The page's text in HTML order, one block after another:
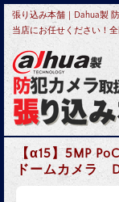
張り込み本舗｜Dahua製
当店にお任せください！全
【α15】5MP
ドームカメラ